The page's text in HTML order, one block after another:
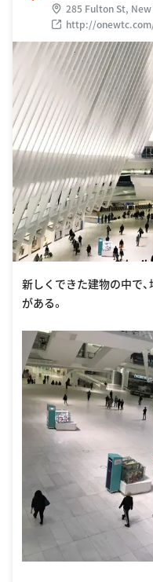
285 Fulton St, New
http://
新しくできた建物の中で
がある。